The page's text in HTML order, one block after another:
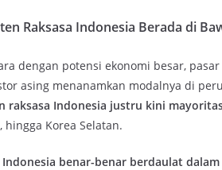
Raksasa Indonesia Berada di
dengan potensi ekonomi besar,
asing menanamkan modalnya di
raksasa Indonesia justru kini
hingga Korea Selatan.
Indonesia benar-benar berdaulat dalam